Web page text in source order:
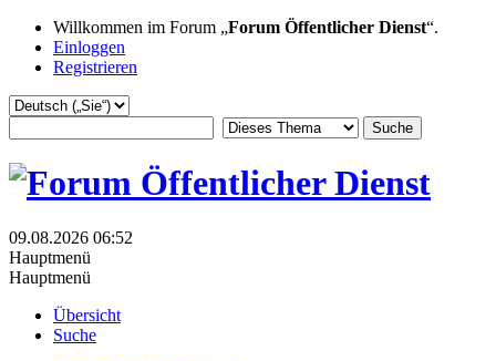
Willkommen im Forum „Forum Öffentlicher Dienst“.
Einloggen
Registrieren
09.08.2026 06:52
Hauptmenü
Hauptmenü
Übersicht
Suche